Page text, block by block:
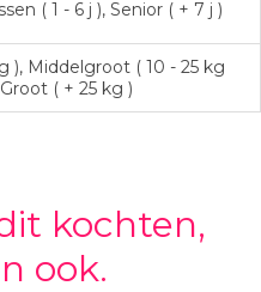
( 1 - 6 j ), Senior ( + 7 j )
), Middelgroot ( 10 - 25 kg
( + 25 kg )
kochten,
ook.